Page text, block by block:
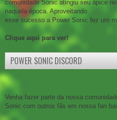
comunidade Sonic atingiu seu ápice
naquela época. Aproveitando
esse sucesso a Power Sonic fez um
Clique aqui para ver!
POWER SONIC DISCORD
Venha fazer parte da nossa
Sonic com outros fãs em nossa fan